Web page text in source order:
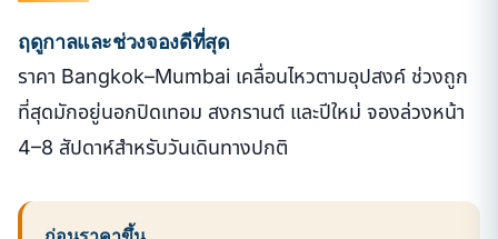
ฤดูกาลและช่วงจองดีที่สุด
ราคา Bangkok–Mumbai เคลื่อนไหวตามอุปสงค์ ช่วงถูก
ที่สุดมักอยู่นอกปิดเทอม สงกรานต์ และปีใหม่ จองล่วงหน้า
4–8 สัปดาห์สำหรับวันเดินทางปกติ